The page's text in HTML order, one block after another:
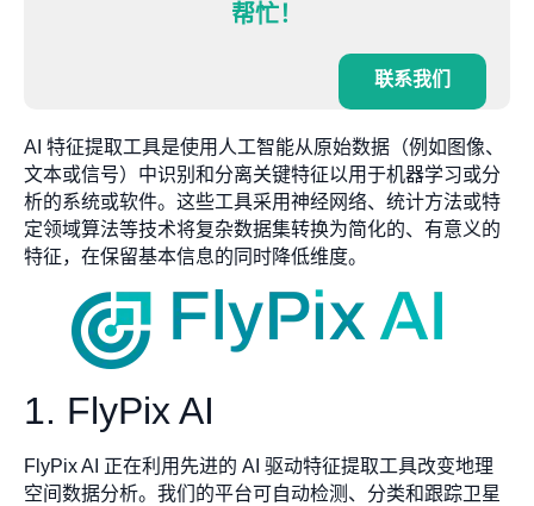
帮忙！
联系我们
AI 特征提取工具是使用人工智能从原始数据（例如图像、
文本或信号）中识别和分离关键特征以用于机器学习或分
析的系统或软件。这些工具采用神经网络、统计方法或特
定领域算法等技术将复杂数据集转换为简化的、有意义的
特征，在保留基本信息的同时降低维度。
1. FlyPix AI
FlyPix AI 正在利用先进的 AI 驱动特征提取工具改变地理
空间数据分析。我们的平台可自动检测、分类和跟踪卫星